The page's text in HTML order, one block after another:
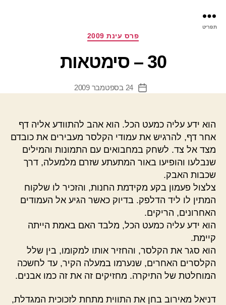
תפריט
קטגוריותפרס עינת 2009
30 – סימטאות
תאריך
24 בספטמבר 2009
הוא ידע עליה כמעט הכל. הוא אהב להתוודע אליה דף
אחר דף, להרגיש את עמודי הקלסר מעבירים את כובדם
מצד אל צד. לשחק במחבואים עם התמונות והמילים
שנבלעו והופיעו באור המתעתע שזרם מלמעלה, דרך
שכבות האבק.
צלצול פעמון בקע מקידמת החנות, והזכיר לו שלקוח
המתין לו ליד הדלפק. בדיוק כאשר הגיע אל העמודים
האחרונים, הריקים.
הוא ידע עליה כמעט הכל, מלבד האם באמת הייתה
קיימת.
הוא סגר את הקלסר, והחזיר אותו למקומו, בין שלל
הקלסרים האחרים, שנערמו במעלה הקיר, עד לחשכה
המוחלטת של התיקרה. מחזיקים זה את זה כמו אבנים.
דניאל מאירוב בחן את התווית מתחת לזכוכית המגדלת,